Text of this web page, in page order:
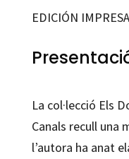
i
cantidad
EDICIÓN IMPRESA
La col·lecció Els
Canals recull una
l’autora ha anat